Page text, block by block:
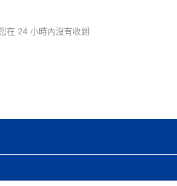
在 24 小時內沒有收到